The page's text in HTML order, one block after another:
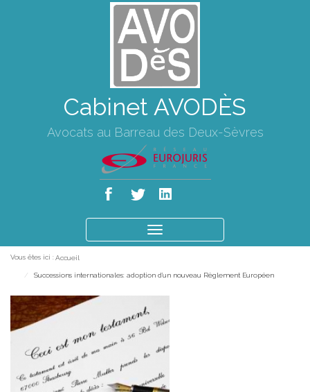
Cabinet AVODÈS
Avocats au Barreau des Deux-Sèvres
le
Vous êtes ici : Accueil
Successions internationales: adoption d'un nouveau Règlement Européen